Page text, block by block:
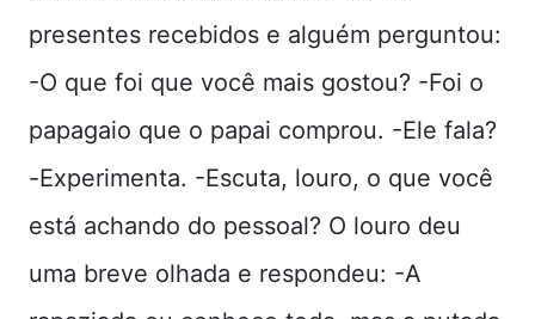
presentes recebidos e alguém perguntou:
-O que foi que você mais gostou? -Foi o
papagaio que o papai comprou. -Ele fala?
-Experimenta. -Escuta, louro, o que você
está achando do pessoal? O louro deu
uma breve olhada e respondeu: -A